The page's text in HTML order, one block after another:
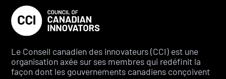
Le Conseil canadien des innovateurs (CCI) est une
organisation axée sur ses membres qui redéfinit la
façon dont les gouvernements canadiens conçoivent